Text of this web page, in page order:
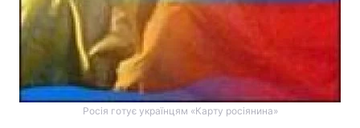
Росія готує українцям «Карту росіянина»